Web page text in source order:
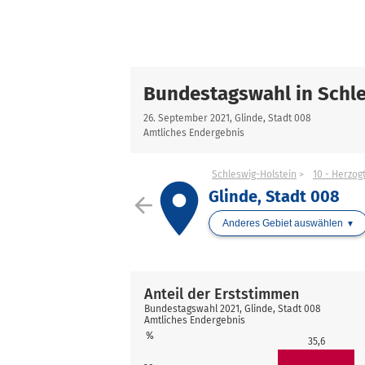
Bundestagswahl in
26. September 2021, Glinde, Stadt 008
Amtliches Endergebnis
arrow_backplace
Schleswig-Holstein 10 -
Glinde, Stadt 008
Anderes Gebiet auswählen
%
35,6
Anteil der Erststimmen
Bundestagswahl 2021, Glinde, Stadt 008
Amtliches Endergebnis